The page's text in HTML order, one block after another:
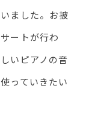
ました。お披
ートが行わ
いピアノの音
っていきたい